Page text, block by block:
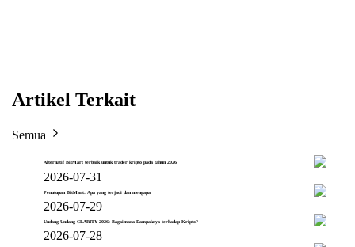
Artikel Terkait
Semua
Alternatif BitMart terbaik untuk trader kripto pada tahun 2026
2026-07-31
Penutupan BitMart: Apa yang terjadi dan mengapa
2026-07-29
Undang-Undang CLARITY 2026: Bagaimana Dampaknya terhadap Kripto?
2026-07-28